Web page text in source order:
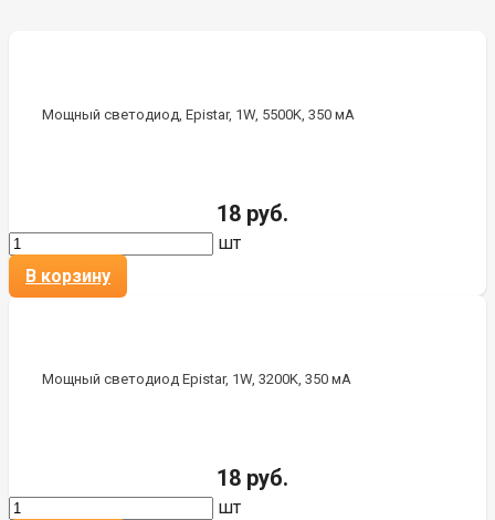
Мощный светодиод, Epistar, 1W, 5500K, 350 мА
18 руб.
шт
В корзину
Мощный светодиод Epistar, 1W, 3200K, 350 мА
18 руб.
шт